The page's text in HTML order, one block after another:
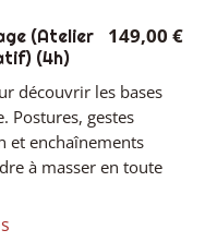
(Atelier
(4h)
149,00 €
découvrir les bases
Postures, gestes
et enchaînements
à masser en toute